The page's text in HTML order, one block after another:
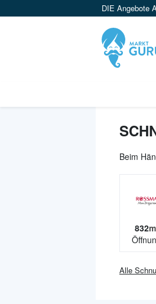
DIE Angebote
Beim
832m
Alle